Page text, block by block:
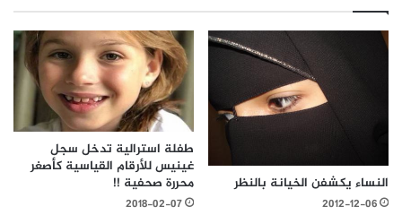
النساء يكشفن الخيانة بالنظر
2012-12-06
طفلة استرالية تدخل سجل
غينيس للأرقام القياسية كأصغر
محررة صحفية !!
2018-02-07